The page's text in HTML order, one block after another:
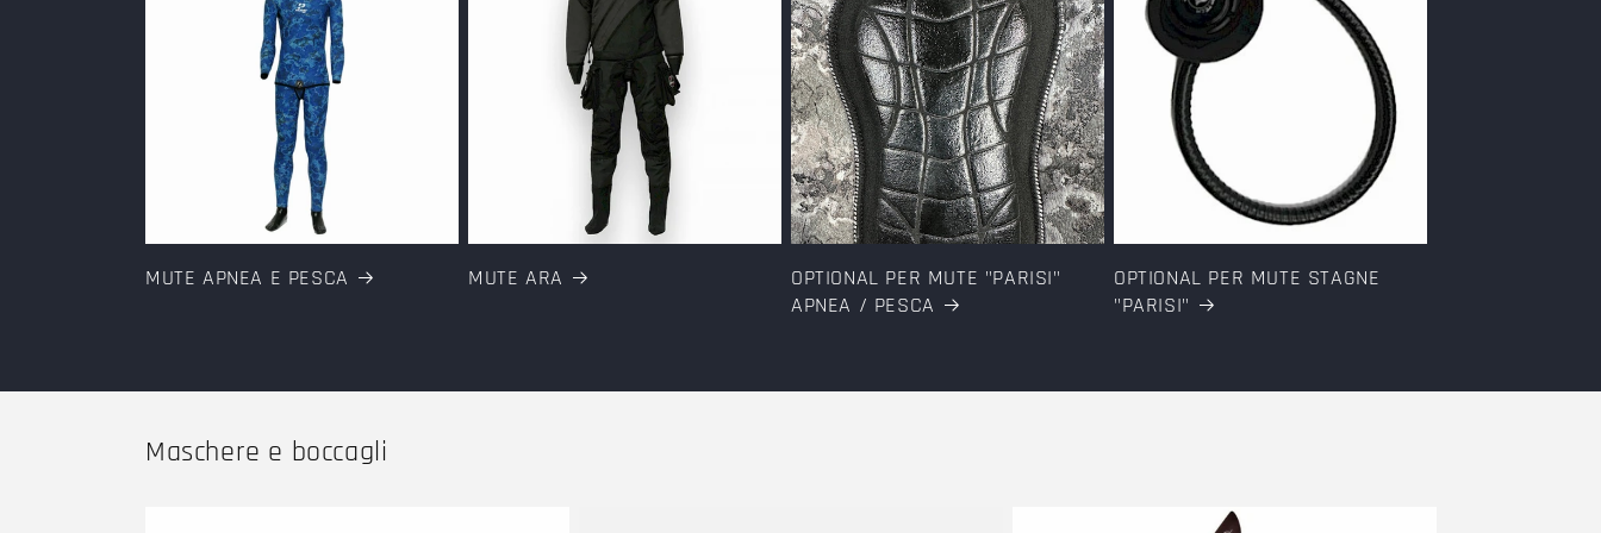
MUTE APNEA E PESCA MUTE ARA
OPTIONAL PER MUTE "PARISI"
APNEA / PESCA
OPTIONAL PER MUTE STAGNE
"PARISI"
Maschere e boccagli